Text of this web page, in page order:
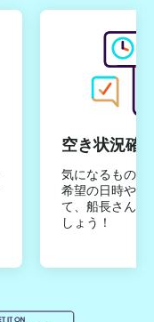
空き状況確
気になるものは
希望の日時やご
て、船長さんか
しょう！